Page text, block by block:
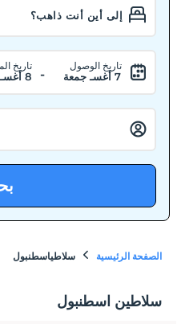
تاريخ الوصول
7 أغسـ جمعة -
تاريخ
8 أغسـ سبت
الصفحة الرئيسية سلاطياسطنبول
سلاطين اسطنبول